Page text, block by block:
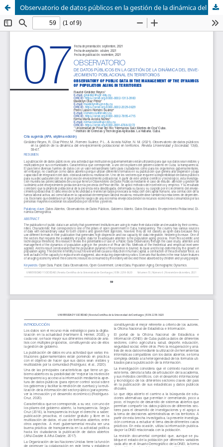
Observatorio de datos públicos en la gestión de la dinámica del envejecimiento poblacional en territorios